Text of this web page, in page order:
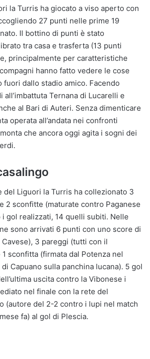
la Turris ha giocato a viso aperto con
27 punti nelle prime 19
Il bottino di punti è stato
tra casa e trasferta (13 punti
principalmente per caratteristiche
hanno fatto vedere le cose
dallo stadio amico. Facendo
Ternana di Lucarelli e
al Bari di Auteri. Senza dimenticare
operata all’andata nei confronti
che ancora oggi agita i sogni dei
del Liguori la Turris ha collezionato 3
2 sconfitte (maturate contro Paganese
i gol realizzati, 14 quelli subiti. Nelle
sono arrivati 6 punti con uno score di
3 pareggi (tutti con il
sconfitta (firmata dal Potenza nel
Capuano sulla panchina lucana). 5 gol
uscita contro la Vibonese i
nel finale con la rete del
(autore del 2-2 contro i lupi nel match
fa) al gol di Plescia.